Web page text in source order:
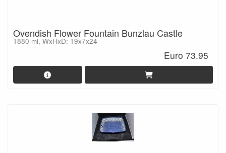
Ovendish Flower Fountain Bunzlau Castle
1880 ml, WxHxD: 19x7x24
Euro 73.95